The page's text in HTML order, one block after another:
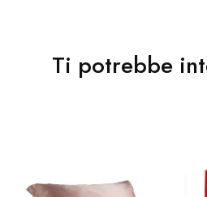
Ti potrebbe